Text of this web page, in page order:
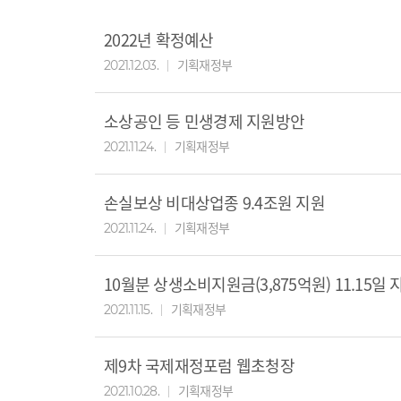
2022년 확정예산
2021.12.03. 기획재정부
소상공인 등 민생경제 지원방안
2021.11.24. 기획재정부
손실보상 비대상업종 9.4조원 지원
2021.11.24. 기획재정부
10월분 상생소비지원금(3,875억원) 11.15일
2021.11.15. 기획재정부
제9차 국제재정포럼 웹초청장
2021.10.28. 기획재정부